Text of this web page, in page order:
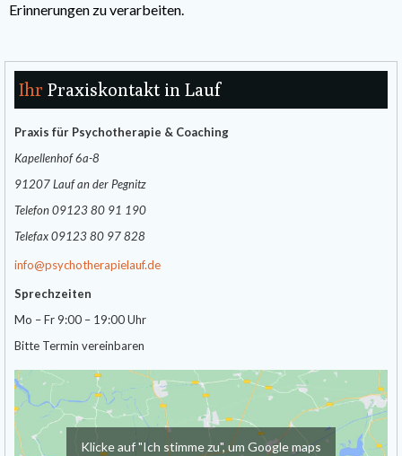
Erinnerungen zu verarbeiten.
Ihr Praxiskontakt in Lauf
Praxis für Psychotherapie & Coaching
Kapellenhof 6a-8
91207 Lauf an der Pegnitz
Telefon 09123 80 91 190
Telefax 09123 80 97 828
info@psychotherapielauf.de
Sprechzeiten
Mo – Fr 9:00 – 19:00 Uhr
Bitte Termin vereinbaren
Klicke auf "Ich stimme zu", um Google maps